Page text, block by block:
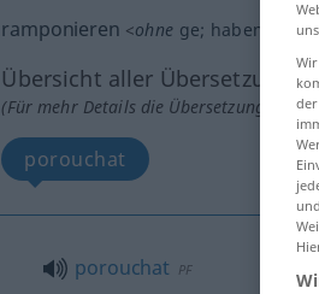
ramponieren <ohne ge; haben UMG
Übersicht aller Übersetzungen
(Für mehr Details die Übersetzung
porouchat
porouchat PF